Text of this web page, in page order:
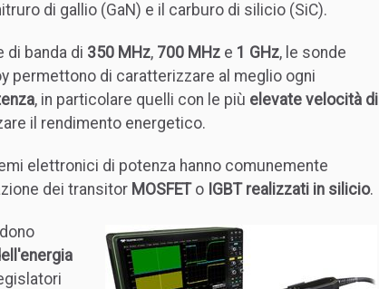
di gallio (GaN) e il carburo di silicio (SiC).
di banda di 350 MHz, 700 MHz e 1 GHz, le sonde
permettono di caratterizzare al meglio ogni
, in particolare quelli con le più elevate velocità di
il rendimento energetico.
elettronici di potenza hanno comunemente
dei transitor MOSFETo IGBT realizzati in silicio.